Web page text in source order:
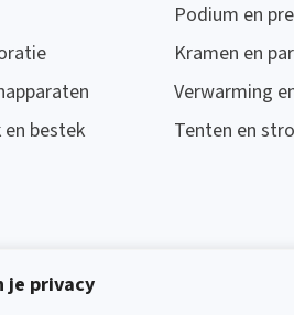
je privacy
en bestek
Podium en
Kramen en
Verwarming
Tenten en